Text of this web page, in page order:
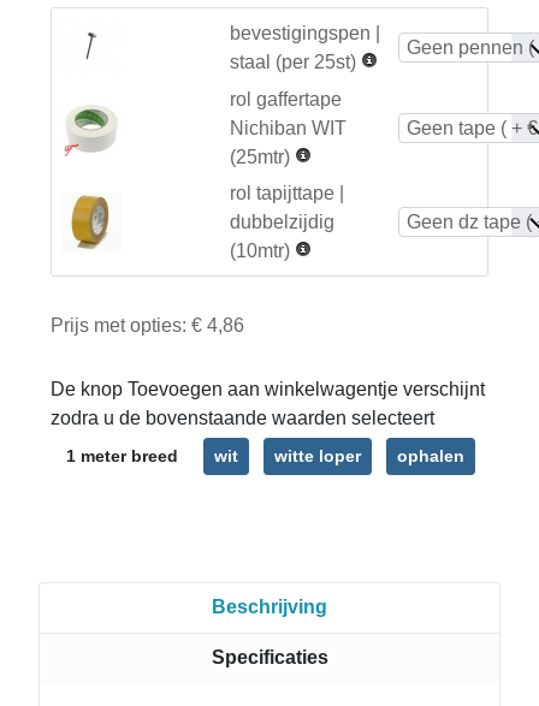
bevestigingspen |
staal (per 25st)
rol gaffertape
Nichiban WIT
(25mtr)
rol tapijttape |
dubbelzijdig
(10mtr)
Prijs met opties: € 4,86
De knop Toevoegen aan winkelwagentje verschijnt
zodra u de bovenstaande waarden selecteert
1 meter breed wit witte loper ophalen
Beschrijving
Specificaties